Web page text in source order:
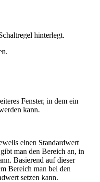
hinterlegt.
Fenster, in dem ein
kann.
einen Standardwert
man den Bereich an, in
Basierend auf dieser
Bereich man bei den
setzen kann.